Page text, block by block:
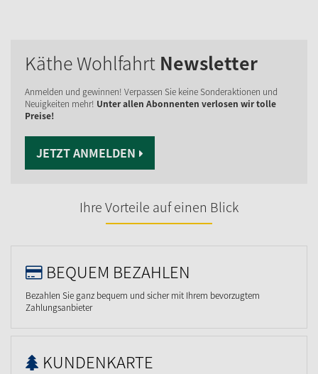
Käthe Wohlfahrt Newsletter
Anmelden und gewinnen! Verpassen Sie keine Sonderaktionen und
Neuigkeiten mehr! Unter allen Abonnenten verlosen wir tolle
Preise!
JETZT ANMELDEN
Ihre Vorteile auf einen Blick
BEQUEM BEZAHLEN
Bezahlen Sie ganz bequem und sicher mit Ihrem bevorzugtem
Zahlungsanbieter
KUNDENKARTE